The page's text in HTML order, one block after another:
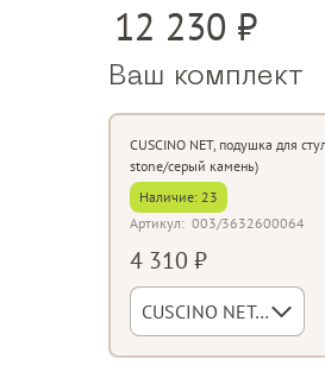
12 230
Ваш комплект
CUSCINO NET, подушка для
stone/серый камень)
Наличие: 23
Артикул: 003/3632600064
4 310 ₽
CUSCINO NET, подушка для стула (grey stone/серый камень)